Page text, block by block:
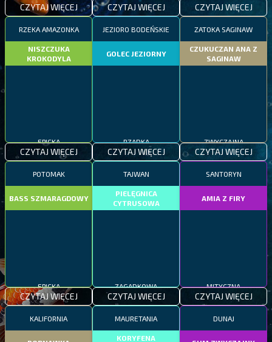
CZYTAJ WIĘCEJ CZYTAJ WIĘCEJ CZYTAJ WIĘCEJ
RZEKA AMAZONKA
NISZCZUKA
KROKODYLA
CZYTAJ WIĘCEJ
JEZIORO BODEŃSKIE
GOLEC JEZIORNY
CZYTAJ WIĘCEJ
ZATOKA SAGINAW
CZUKUCZAN ANA Z
SAGINAW
CZYTAJ WIĘCEJ
POTOMAK
BASS SZMARAGDOWY
CZYTAJ WIĘCEJ
TAJWAN
PIELĘGNICA
CYTRUSOWA
CZYTAJ WIĘCEJ
SANTORYN
AMIA Z FIRY
CZYTAJ WIĘCEJ
KALIFORNIA MAURETANIA
KORYFENA
DUNAJ